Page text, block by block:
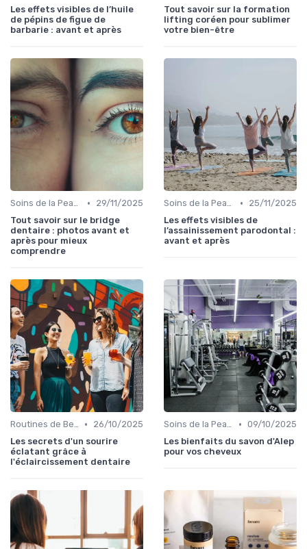
Les effets visibles de l’huile
de pépins de figue de
barbarie : avant et après
Tout savoir sur la formation
lifting coréen pour sublimer
votre bien-être
Soins de la Peau Naturels •
29/11/2025
Tout savoir sur le bridge
dentaire : photos avant et
après pour mieux
comprendre
Soins de la Peau Naturels •
25/11/2025
Les effets visibles de
l’assainissement parodontal :
avant et après
Routines de Beauté et Soins •
26/10/2025
Les secrets d'un sourire
éclatant grâce à
l'éclaircissement dentaire
Soins de la Peau Naturels • 09/10/2025
Les bienfaits du savon d'Alep
pour vos cheveux